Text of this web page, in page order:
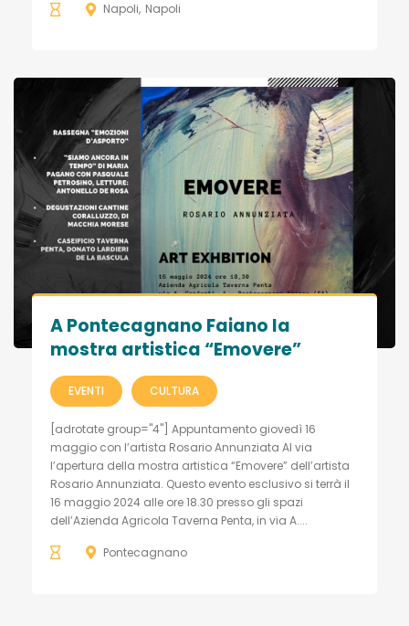
Napoli Napoli
A Pontecagnano Faiano la
mostra artistica “Emovere”
EVENTI CULTURA
[adrotate group="4"] Appuntamento giovedì 16
maggio con l’artista Rosario Annunziata Al via
l’apertura della mostra artistica “Emovere” dell’artista
Rosario Annunziata. Questo evento esclusivo si terrà il
16 maggio 2024 alle ore 18.30 presso gli spazi
dell’Azienda Agricola Taverna Penta, in via A....
Pontecagnano